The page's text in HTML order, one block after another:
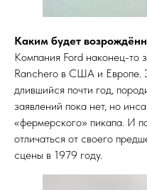
Каким будет
Компания Ford наконец-то
Ranchero в США и Европе.
длившийся почти год,
заявлений пока нет, но
«фермерского» пикапа. И
отличаться от своего
сцены в 1979 году.